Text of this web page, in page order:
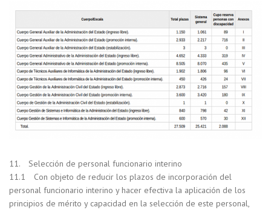
11. Selección de personal funcionario interino
11.1 Con objeto de reducir los plazos de incorporación del
personal funcionario interino y hacer efectiva la aplicación de los
principios de mérito y capacidad en la selección de este personal,